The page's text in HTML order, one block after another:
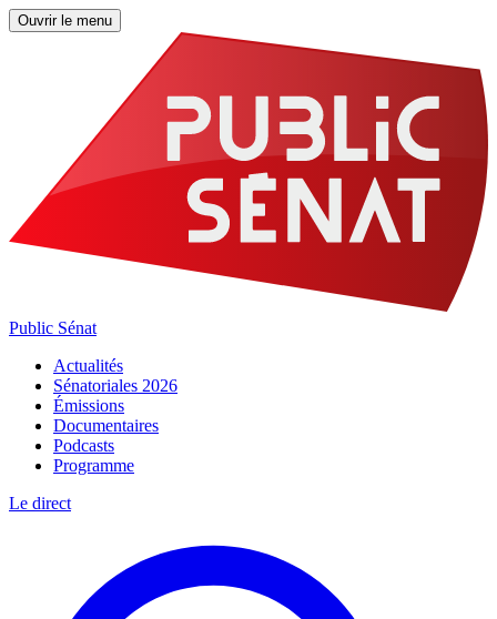
Ouvrir le menu
Public Sénat
Actualités
Sénatoriales 2026
Émissions
Documentaires
Podcasts
Programme
Le direct